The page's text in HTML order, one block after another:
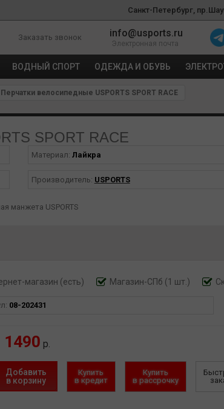
Санкт-Петербург,
Заказать звонок info@usports.ru
Электронная почта
ВОДНЫЙ СПОРТ ОДЕЖДА И ОБУВЬ
Перчатки велосипедные USPORTS SPORT RACE
SPORT RACE
Материал: Лайкра
Производитель: USPORTS
манжета USPORTS
магазин (есть) Магазин-СПб (1 шт.)
08-202431
1490 р.
Добавить
в корзину
Купить
в кредит
Купить
в рассрочку